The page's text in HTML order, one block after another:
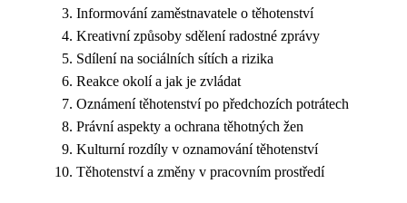
Informování zaměstnavatele o těhotenství
Kreativní způsoby sdělení radostné zprávy
Sdílení na sociálních sítích a rizika
Reakce okolí a jak je zvládat
Oznámení těhotenství po předchozích potrátech
Právní aspekty a ochrana těhotných žen
Kulturní rozdíly v oznamování těhotenství
Těhotenství a změny v pracovním prostředí